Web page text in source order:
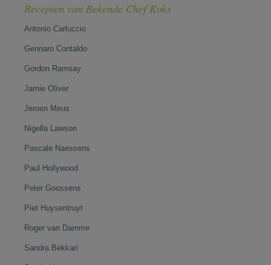
Recepten van Bekende Chef Koks
Antonio Carluccio
Gennaro Contaldo
Gordon Ramsay
Jamie Oliver
Jeroen Meus
Nigella Lawson
Pascale Naessens
Paul Hollywood
Peter Goossens
Piet Huysentruyt
Roger van Damme
Sandra Bekkari